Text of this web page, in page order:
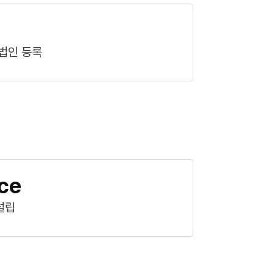
인 등록
립